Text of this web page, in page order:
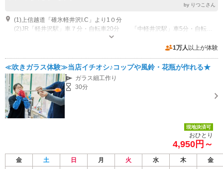
by りつこさん
(1)上信越道「碓氷軽井沢I.C」より1０分
営業時間：10:00～18:00 不定休（GW,7月～9月は無休9:00～19:00※事前
1万人 以上が体験
≪吹きガラス体験≫当店イチオシ♪コップや風鈴・花瓶が作れる★
ガラス細工作り
30分
現地決済可
おひとり
4,950円～
金 土 日 月 火 水 木
金